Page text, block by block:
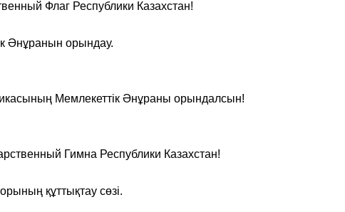
Флаг Республики Казахстан!
Әнұранын орындау.
Мемлекеттік Әнұраны орындалсын!
Гимна Республики Казахстан!
құттықтау сөзі.